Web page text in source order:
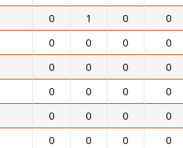
0 1 0
0
0 0 0
0
0 0 0
0
0 0 0
0
0 0 0
0
0 0 0
0